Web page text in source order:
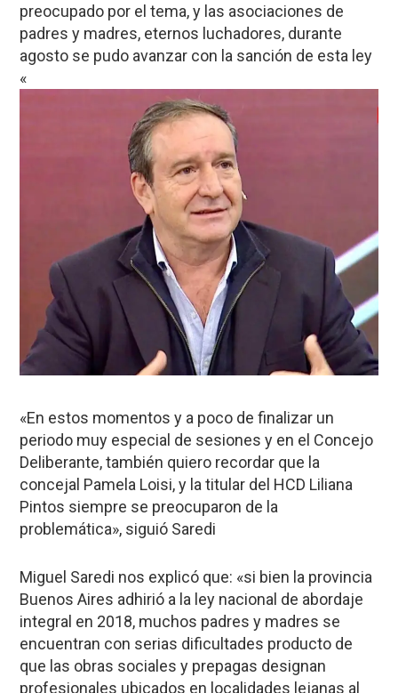
preocupado por el tema, y las asociaciones de
padres y madres, eternos luchadores, durante
agosto se pudo avanzar con la sanción de esta ley
«
«En estos momentos y a poco de finalizar un
periodo muy especial de sesiones y en el Concejo
Deliberante, también quiero recordar que la
concejal Pamela Loisi, y la titular del HCD Liliana
Pintos siempre se preocuparon de la
problemática», siguió Saredi
Miguel Saredi nos explicó que: «si bien la provincia
Buenos Aires adhirió a la ley nacional de abordaje
integral en 2018, muchos padres y madres se
encuentran con serias dificultades producto de
que las obras sociales y prepagas designan
profesionales ubicados en localidades lejanas al